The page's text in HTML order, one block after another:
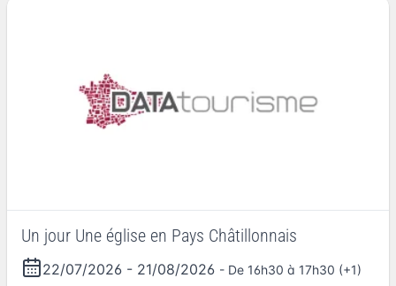
Un jour Une église en Pays Châtillonnais
22/07/2026 - 21/08/2026 - De 16h30 à 17h30 (+1)